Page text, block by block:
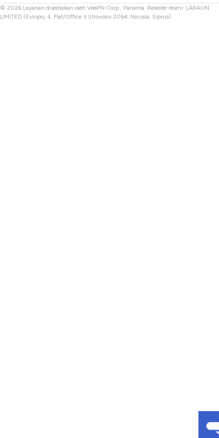
VPN Turki
© 2026 Layanan disediakan oleh VeePN Corp., Panama. Reseller resmi: LARAUN
LIMITED (Evropis, 4, Flat/Office 3 Strovolos 2064, Nicosia, Siprus)